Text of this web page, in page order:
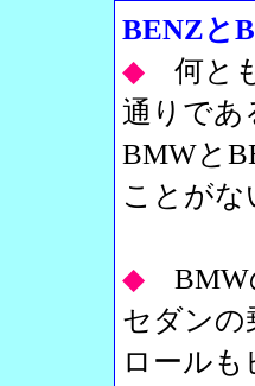
BENZと
◆ 何と
通りであ
BMWと
ことが
◆
セダンの
ロール